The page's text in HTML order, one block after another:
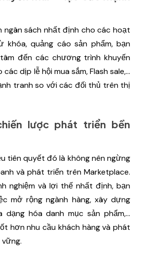
ngân sách nhất định cho các hoạt
khóa, quảng cáo sản phẩm, bạn
đến các chương trình khuyến
dịp lễ hội mua sắm, Flash sale,…
tranh so với các đối thủ trên thị
lược phát triển bền
tiên quyết đó là không nên ngừng
và phát triển trên Marketplace.
nghiệm và lợi thế nhất định, bạn
mở rộng ngành hàng, xây dựng
dạng hóa danh mục sản phẩm,…
hơn nhu cầu khách hàng và phát